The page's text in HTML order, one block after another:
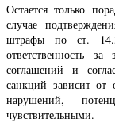
Остается только
случае
штрафы по ст.
ответственность
соглашений и
санкций зависит от
нарушений,
чувствительными.